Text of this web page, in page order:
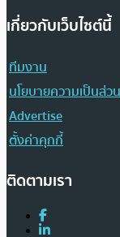
เกี่ยวกับเว็บไซต์นี้
ทีมงาน
นโยบายความเป็นส่ว
Advertise
ตั้งค่าคุกกี้
ติดตามเรา